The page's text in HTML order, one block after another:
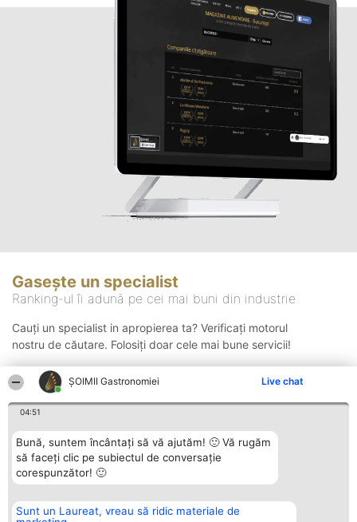
ȘOIMII Gastronomiei Live chat
04:51
Bună, suntem încântați să vă ajutăm! 🙂 Vă rugăm
să faceți clic pe subiectul de conversație
corespunzător! 🙂
Sunt un Laureat, vreau să ridic materiale de
Gasește un specialist
Ranking-ul îi adună pe cei mai buni din industrie
Cauți un specialist in apropierea ta? Verificați motorul
nostru de căutare. Folosiți doar cele mai bune servicii!
Organizator Ranking Plebiscyt Contact